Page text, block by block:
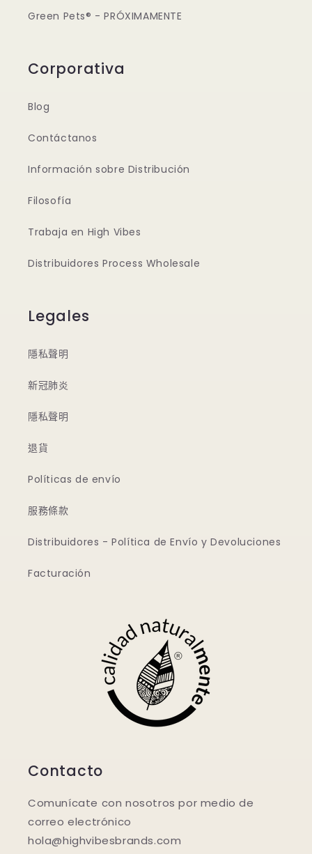
Green Pets® - PRÓXIMAMENTE
Corporativa
Blog
Contáctanos
Información sobre Distribución
Filosofía
Trabaja en High Vibes
Distribuidores Process Wholesale
Legales
隱私聲明
新冠肺炎
隱私聲明
退貨
Políticas de envío
服務條款
Distribuidores - Política de Envío y Devoluciones
Facturación
Contacto
Comunícate con nosotros por medio de
correo electrónico
hola@highvibesbrands.com